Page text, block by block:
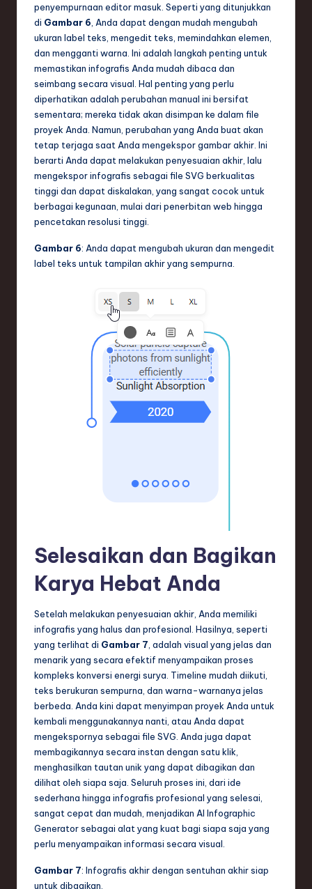
penyempurnaan editor masuk. Seperti yang ditunjukkan
di Gambar 6, Anda dapat dengan mudah mengubah
ukuran label teks, mengedit teks, memindahkan elemen,
dan mengganti warna. Ini adalah langkah penting untuk
memastikan infografis Anda mudah dibaca dan
seimbang secara visual. Hal penting yang perlu
diperhatikan adalah perubahan manual ini bersifat
sementara; mereka tidak akan disimpan ke dalam file
proyek Anda. Namun, perubahan yang Anda buat akan
tetap terjaga saat Anda mengekspor gambar akhir. Ini
berarti Anda dapat melakukan penyesuaian akhir, lalu
mengekspor infografis sebagai file SVG berkualitas
tinggi dan dapat diskalakan, yang sangat cocok untuk
berbagai kegunaan, mulai dari penerbitan web hingga
pencetakan resolusi tinggi.
Gambar 6: Anda dapat mengubah ukuran dan mengedit
label teks untuk tampilan akhir yang sempurna.
Selesaikan dan Bagikan
Karya Hebat Anda
Setelah melakukan penyesuaian akhir, Anda memiliki
infografis yang halus dan profesional. Hasilnya, seperti
yang terlihat di Gambar 7, adalah visual yang jelas dan
menarik yang secara efektif menyampaikan proses
kompleks konversi energi surya. Timeline mudah diikuti,
teks berukuran sempurna, dan warna-warnanya jelas
berbeda. Anda kini dapat menyimpan proyek Anda untuk
kembali menggunakannya nanti, atau Anda dapat
mengekspornya sebagai file SVG. Anda juga dapat
membagikannya secara instan dengan satu klik,
menghasilkan tautan unik yang dapat dibagikan dan
dilihat oleh siapa saja. Seluruh proses ini, dari ide
sederhana hingga infografis profesional yang selesai,
sangat cepat dan mudah, menjadikan AI Infographic
Generator sebagai alat yang kuat bagi siapa saja yang
perlu menyampaikan informasi secara visual.
Gambar 7: Infografis akhir dengan sentuhan akhir siap
untuk dibagikan.